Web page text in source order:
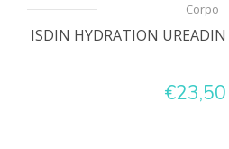
Corpo
ISDIN HYDRATION
€23,50